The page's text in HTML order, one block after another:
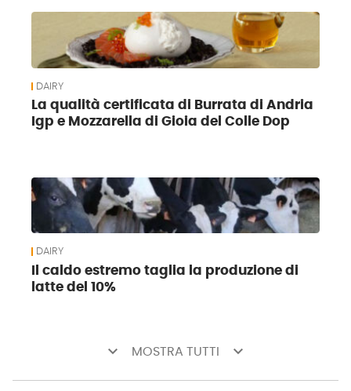
DAIRY
La qualità certificata di Burrata di Andria
Igp e Mozzarella di Gioia del Colle Dop
DAIRY
Il caldo estremo taglia la produzione di
latte del 10%
keyboard_arrow_down MOSTRA TUTTI keyboard_arrow_down